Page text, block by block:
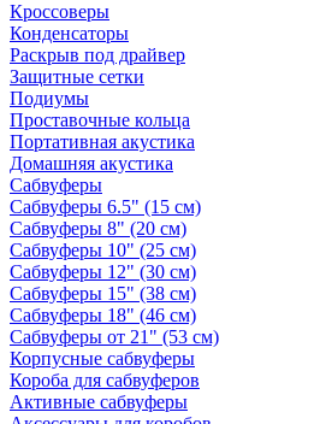
Кроссоверы
Конденсаторы
Раскрыв под драйвер
Защитные сетки
Подиумы
Проставочные кольца
Портативная акустика
Домашняя акустика
Сабвуферы
Сабвуферы 6.5" (15 см)
Сабвуферы 8" (20 см)
Сабвуферы 10" (25 см)
Сабвуферы 12" (30 см)
Сабвуферы 15" (38 см)
Сабвуферы 18" (46 см)
Сабвуферы от 21" (53 см)
Корпусные сабвуферы
Короба для сабвуферов
Активные сабвуферы